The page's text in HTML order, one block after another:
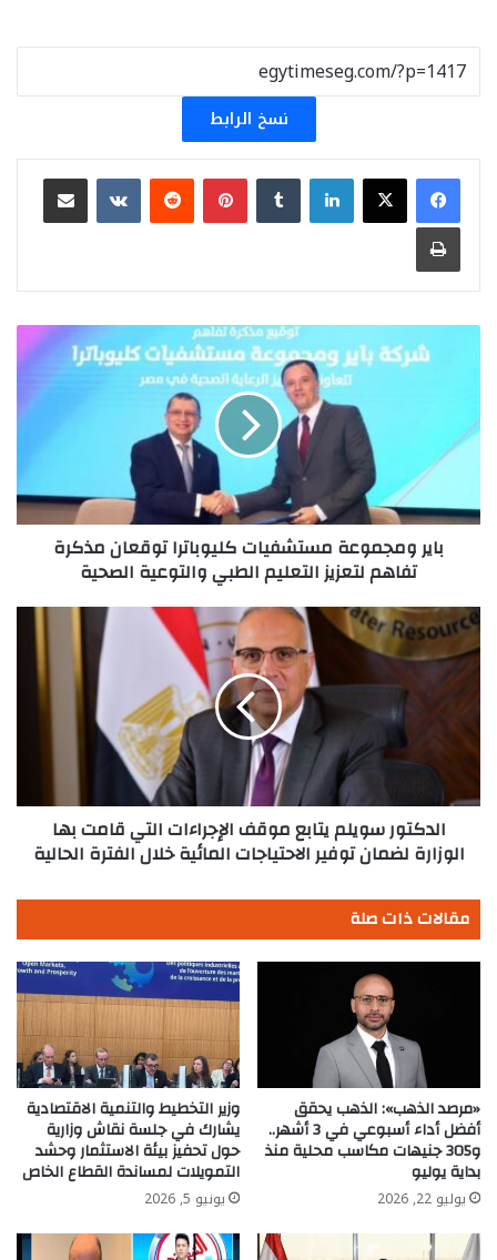
نسخ الرابط
لينكدإن بينتيريست
مشاركة عبر البريد
طباعة
ومجموعة
توقعان
مذكرة
التعليم
الطبيباير ومجموعة مستشفيات كليوباترا توقعان مذكرة
تفاهم لتعزيز التعليم الطبي والتوعية الصحية
الدكتور
سويلم
يتابع
موقف
الإجراءات
التي
قامت
الوزارة
لضمان
توفير
الاحتياجات
المائية
خلال
الفترة
الحالية
الدكتور سويلم يتابع موقف الإجراءات التي قامت بها
الوزارة لضمان توفير الاحتياجات المائية خلال الفترة الحالية
مقالات ذات صلة
«مرصد الذهب»: الذهب يحقق
أفضل أداء أسبوعي في 3 أشهر..
و305 جنيهات مكاسب محلية منذ
بداية يوليو
يوليو 22, 2026
وزير التخطيط والتنمية الاقتصادية
يشارك في جلسة نقاش وزارية
حول تحفيز بيئة الاستثمار وحشد
التمويلات لمساندة القطاع الخاص
يونيو 5, 2026